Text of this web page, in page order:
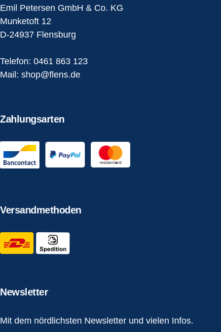
Zahlungsarten
Versandmethoden
Newsletter
Mit dem nördlichsten Newsletter und vielen Infos.
Emil Petersen GmbH & Co. KG
Munketoft 12
D-24937 Flensburg
Telefon: 0461 863 123
Mail: shop@flens.de